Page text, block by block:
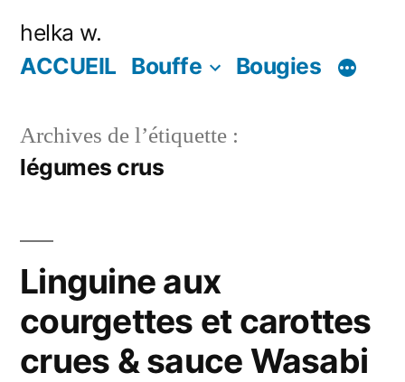
helka w.
ACCUEIL Bouffe Bougies
Archives de l’étiquette :
légumes crus
Linguine aux
courgettes et carottes
crues & sauce Wasabi